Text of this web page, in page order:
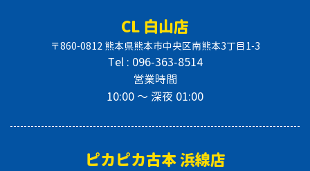
CL 白山店
〒860-0812 熊本県熊本市中央区南熊本3丁目1-3
Tel : 096-363-8514
営業時間
10:00 〜 深夜 01:00
ピカピカ古本 浜線店